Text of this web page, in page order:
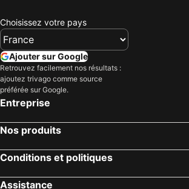
Choisissez votre pays
Ajouter sur Google
Retrouvez facilement nos résultats :
ajoutez trivago comme source
préférée sur Google.
Entreprise
Nos produits
Conditions et politiques
Assistance